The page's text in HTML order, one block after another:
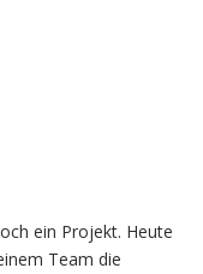
ein Projekt. Heute
Team die